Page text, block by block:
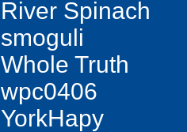
River Spinach
smoguli
Whole Truth
wpc0406
YorkHapy